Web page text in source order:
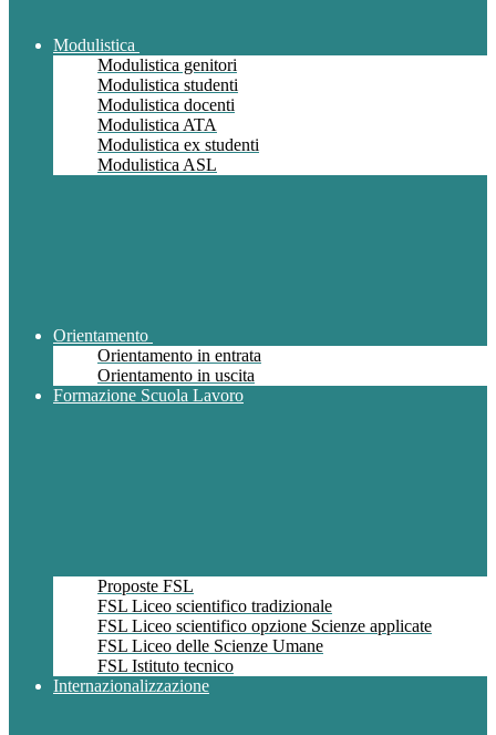
Modulistica
Modulistica genitori
Modulistica studenti
Modulistica docenti
Modulistica ATA
Modulistica ex studenti
Modulistica ASL
Orientamento
Orientamento in entrata
Orientamento in uscita
Formazione Scuola Lavoro
Proposte FSL
FSL Liceo scientifico tradizionale
FSL Liceo scientifico opzione Scienze applicate
FSL Liceo delle Scienze Umane
FSL Istituto tecnico
Internazionalizzazione